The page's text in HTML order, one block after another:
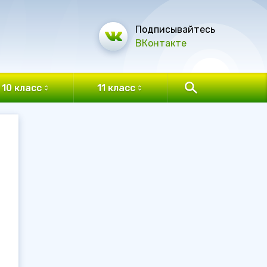
Подписывайтесь
ВКонтакте
10 класс 11 класс